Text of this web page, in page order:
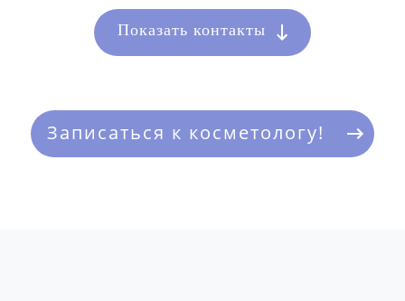
Показать контакты
Записаться к косметологу!